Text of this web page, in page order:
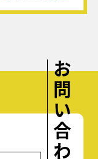
お問い合わせ